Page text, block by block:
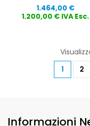
Prezzo
1.464,00 €
1.200,00 € IVA Esc.
1
2
Informazioni